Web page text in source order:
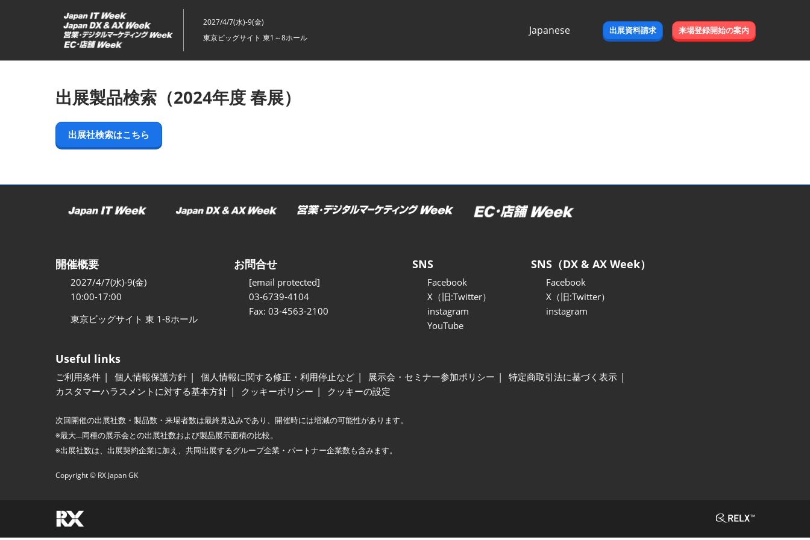
ッ
進
2027/4/7(水)-9(金)
東京ビッグサイト 東1～8ホール
Japanese
出展資料請求 来場登録開始の案内
出展製品検索（2024年度 春展）
出展社検索はこちら
開催概要
2027/4/7(水)-9(金)
10:00-17:00
東京ビッグサイト 東 1-8ホール
お問合せ
[email protected]
03-6739-4104
Fax: 03-4563-2100
SNS
Facebook
X（旧:Twitter）
instagram
YouTube
SNS（DX & AX Week）
Facebook
X（旧:Twitter）
instagram
Useful links
ご利用条件 個人情報保護方針 個人情報に関する修正・利用停止など 展示会・セミナー参加ポリシー
特定商取引法に基づく表示
カスタマーハラスメントに対する基本方針
クッキーポリシー クッキーの設定
次回開催の出展社数・製品数・来場者数は最終見込みであり、開催時には増減の可能性があります。
※最大…同種の展示会との出展社数および製品展示面積の比較。
※出展社数は、出展契約企業に加え、共同出展するグループ企業・パートナー企業数も含みます。
Copyright © RX Japan GK